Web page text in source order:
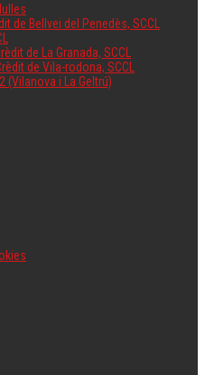
de Bellvei del Penedès, SCCL
de La Granada, SCCL
de Vila-rodona, SCCL
(Vilanova i La Geltrú)